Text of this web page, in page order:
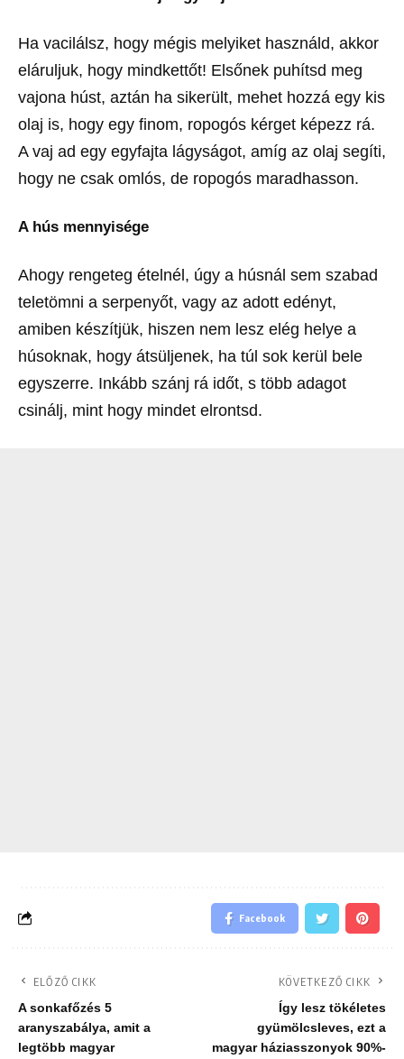
Ha vacilálsz, hogy mégis melyiket használd, akkor
eláruljuk, hogy mindkettőt! Elsőnek puhítsd meg
vajona húst, aztán ha sikerült, mehet hozzá egy kis
olaj is, hogy egy finom, ropogós kérget képezz rá.
A vaj ad egy egyfajta lágyságot, amíg az olaj segíti,
hogy ne csak omlós, de ropogós maradhasson.
A hús mennyisége
Ahogy rengeteg ételnél, úgy a húsnál sem szabad
teletömni a serpenyőt, vagy az adott edényt,
amiben készítjük, hiszen nem lesz elég helye a
húsoknak, hogy átsüljenek, ha túl sok kerül bele
egyszerre. Inkább szánj rá időt, s több adagot
csinálj, mint hogy mindet elrontsd.
Facebook
ELŐZŐ CIKK
A sonkafőzés 5
aranyszabálya, amit a
legtöbb magyar
KÖVETKEZŐ CIKK
Így lesz tökéletes
gyümölcsleves, ezt a
magyar háziasszonyok 90%-